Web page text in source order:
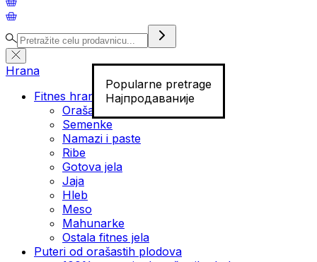
Popularne pretrage
Најпродаваније
Hrana
Fitnes hrana
Orašasti plodovi
Semenke
Namazi i paste
Ribe
Gotova jela
Јаја
Hleb
Meso
Mahunarke
Ostala fitnes jela
Puteri od orašastih plodova